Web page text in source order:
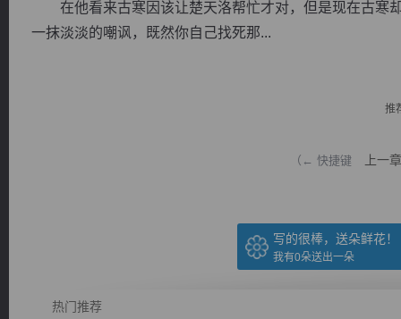
在他看来古寒因该让楚天洛帮忙才对，但是现在古寒
一抹淡淡的嘲讽，既然你自己找死那...
推
（← 快捷键 上一章
写的很棒，送朵鲜花！
我有0朵送出一朵
热门推荐